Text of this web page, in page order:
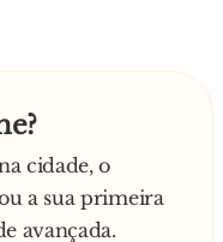
cidade, o
a sua primeira
avançada.